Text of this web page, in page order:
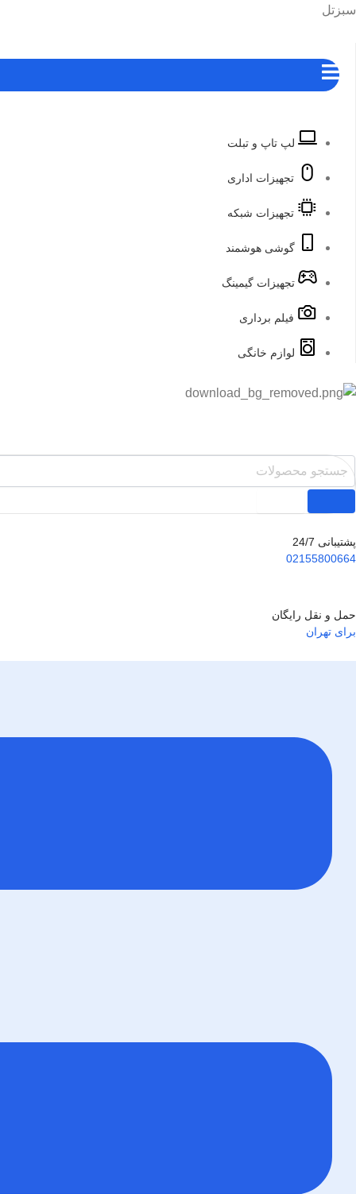
پرش
سبزتل
لپ تاپ و تبلت
تجهیزات اداری
تجهیزات شبکه
گوشی هوشمند
تجهیزات گیمینگ
فیلم برداری
لوازم خانگی
پشتیبانی 24/7
02155800664
حمل و نقل رایگان
برای تهران
فهرست